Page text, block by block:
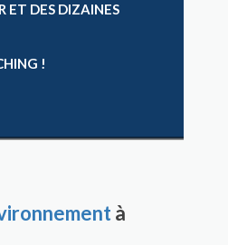
ET DES DIZAINES
!
à